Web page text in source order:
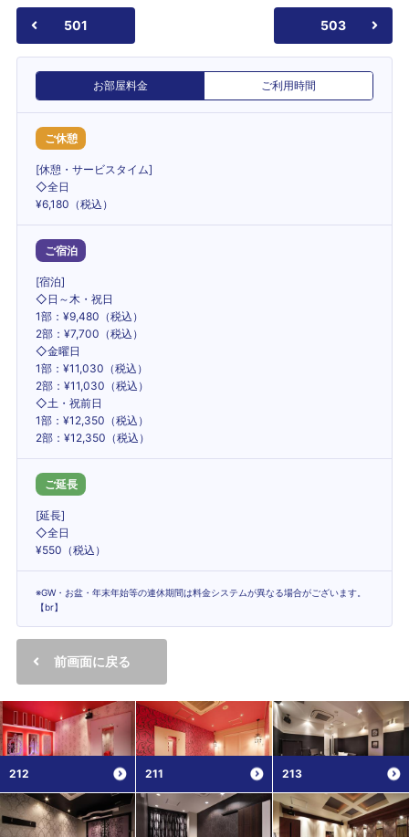
501 503
お部屋料金 ご利用時間
ご休憩
[休憩・サービスタイム]
◇全日
¥6,180（税込）
ご宿泊
[宿泊]
◇日～木・祝日
1部：¥9,480（税込）
2部：¥7,700（税込）
◇金曜日
1部：¥11,030（税込）
2部：¥11,030（税込）
◇土・祝前日
1部：¥12,350（税込）
2部：¥12,350（税込）
ご延長
[延長]
◇全日
¥550（税込）
※GW・お盆・年末年始等の連休期間は料金システムが異なる場合がございます。
【br】
前画面に戻る
212 211 213